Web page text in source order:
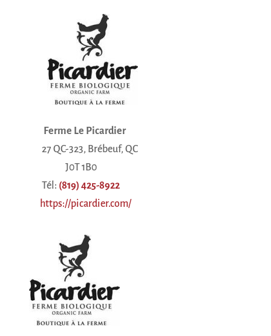
Ferme Le Picardier
27 QC-323, Brébeuf, QC
J0T 1B0
Tél: (819) 425-8922
https://picardier.com/